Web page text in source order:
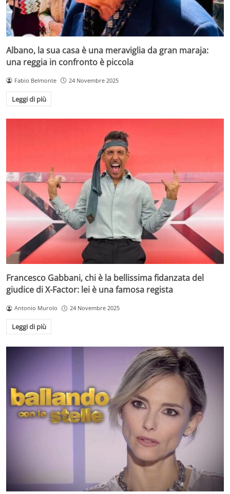
Albano, la sua casa è una meraviglia da gran maraja:
una reggia in confronto è piccola
Fabio Belmonte 24 Novembre 2025
Leggi di più
Francesco Gabbani, chi è la bellissima fidanzata del
giudice di X-Factor: lei è una famosa regista
Antonio Murolo 24 Novembre 2025
Leggi di più